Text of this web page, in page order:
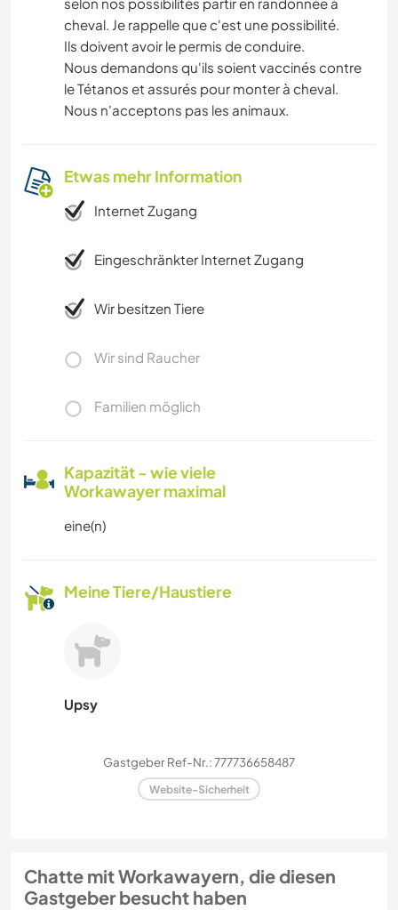
cheval. Je rappelle que c'est une possibilité.
Ils doivent avoir le permis de conduire.
Nous demandons qu'ils soient vaccinés contre
le Tétanos et assurés pour monter à cheval.
Nous n'acceptons pas les animaux.
Etwas mehr Information
Internet Zugang
Eingeschränkter Internet Zugang
Wir besitzen Tiere
Wir sind Raucher
Familien möglich
Kapazität - wie viele
Workawayer maximal
eine(n)
Meine Tiere/Haustiere
Upsy
Gastgeber Ref-Nr.: 777736658487
Website-Sicherheit
Chatte mit Workawayern, die diesen
Gastgeber besucht haben